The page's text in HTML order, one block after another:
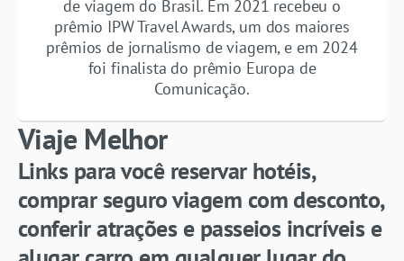
de viagem do Brasil. Em 2021 recebeu o
prêmio IPW Travel Awards, um dos maiores
prêmios de jornalismo de viagem, e em 2024
foi finalista do prêmio Europa de
Comunicação.
Viaje Melhor
Links para você reservar hotéis,
comprar seguro viagem com desconto,
conferir atrações e passeios incríveis e